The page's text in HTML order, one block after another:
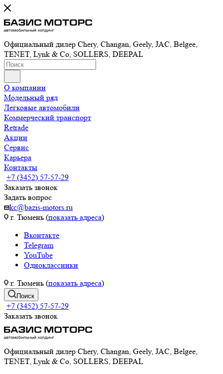
Официальный дилер Chery, Changan, Geely, JAC, Belgee,
TENET, Lynk & Co, SOLLERS, DEEPAL
О компании
Модельный ряд
Легковые автомобили
Коммерческий транспорт
Retrade
Акции
Сервис
Карьера
Контакты
+7 (3452) 57-57-29
Заказать звонок
Задать вопрос
kc@bazis-motors.ru
г. Тюмень (показать адреса)
Вконтакте
Telegram
YouTube
Одноклассники
г. Тюмень (показать адреса)
Поиск
+7 (3452) 57-57-29
Заказать звонок
Официальный дилер Chery, Changan, Geely, JAC, Belgee,
TENET, Lynk & Co, SOLLERS, DEEPAL